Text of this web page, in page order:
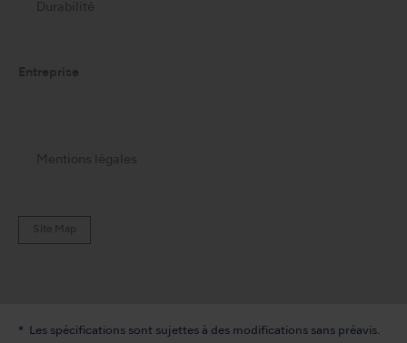
Durabilité
Entreprise
Mentions légales
Site Map
Les spécifications sont sujettes à des modifications sans préavis.